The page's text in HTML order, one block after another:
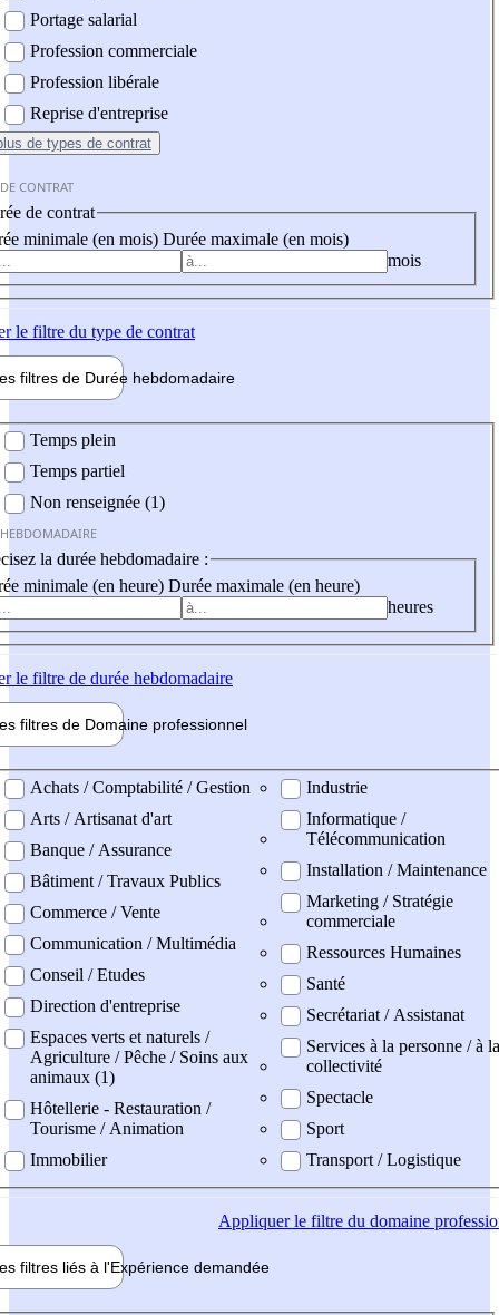
Portage salarial
Profession commerciale
Profession libérale
Reprise d'entreprise
de types de contrat
CONTRAT
de contrat
minimale (en mois) Durée maximale (en mois)
mois
le filtre du type de contrat
filtres de Durée hebdomadaire
Temps plein
Temps partiel
Non renseignée (1)
la durée hebdomadaire :
minimale (en heure) Durée maximale (en heure)
heures
le filtre de durée hebdomadaire
filtres de Domaine professionnel
professionel
Achats / Comptabilité / Gestion
Arts / Artisanat d'art
Banque / Assurance
Bâtiment / Travaux Publics
Commerce / Vente
Communication / Multimédia
Conseil / Etudes
Direction d'entreprise
Espaces verts et naturels /
Agriculture / Pêche / Soins aux
animaux (1)
Hôtellerie - Restauration /
Tourisme / Animation
Immobilier
Industrie
Informatique /
Télécommunication
Installation / Maintenance
Marketing / Stratégie
commerciale
Ressources Humaines
Santé
Secrétariat / Assistanat
Services à la personne / à la
collectivité
Spectacle
Sport
Transport / Logistique
Appliquerle filtre du domaine
filtres liés à l'Expérience demandée